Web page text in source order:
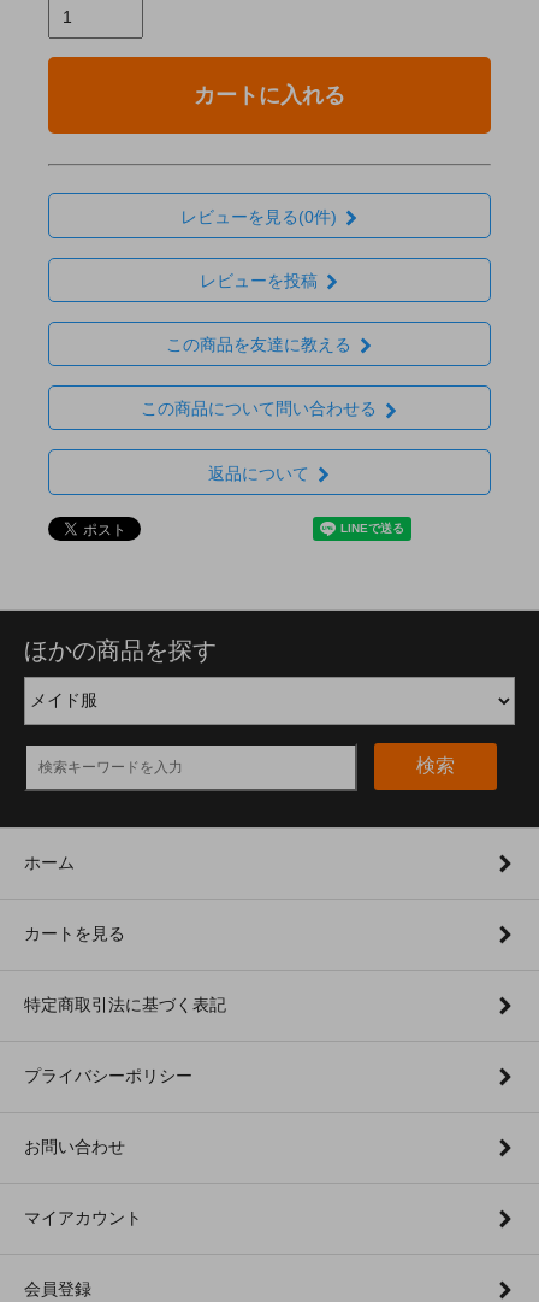
カートに入れる
レビューを見る(0件)
レビューを投稿
この商品を友達に教える
この商品について問い合わせる
返品について
ほかの商品を探す
検索
ホーム
カートを見る
特定商取引法に基づく表記
プライバシーポリシー
お問い合わせ
マイアカウント
会員登録